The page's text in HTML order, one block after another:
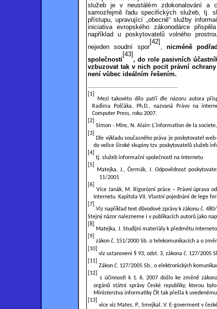
služeb je v neustálém zdokonalování a
samozřejmě řadu specifických služeb, tj.
přístupu, upravující „obecně“ služby
iniciativa evropského zákonodárce
například u poskytovatelů volného
nejeden soudní spor
[42]
nicméně
společnosti
[43]
, do role pasivních
vzbuzovat tak v nich pocit právní
není vůbec ideálním řešením.
[1]
Mezi takovéto dílo patří dle názoru autora
Radima Polčáka, Ph.D., nazvaná Právo na
Computer Press, roku 2007.
[2]
Simon - Minc, N. Alain: L'information de la
[3]
Dle výkladu současného práva je poskytovatel
do velice široké skupiny tzv. poskytovatelů služeb
[4]
tj. služeb informační společnosti na Internetu
[5]
Matejka, J., Čermák, J. Odpovědnost
11/2001
[6]
Více Janák, M. Rigorózní práce – Právní úprava
Internetu. Kapitola VII. Vlastní pojednání de lege
[7]
Viz například text důvodové zprávy k zákonu č.
Stejný názor nalezneme i v publikacích autorů jako
[8]
Matejka, J. Studijní materiály k předmětu
[9]
zákon č. 151/2000 Sb. o telekomunikacích a o
[10]
viz ustanovení § 93, odst. 3, zákona č. 127/2005
[11]
Zákon č. 127/2005 Sb., o elektronických
[12]
s účinnosti k 1. 6. 2007 došlo ke změně
orgánů státní správy České republiky, kterou
Ministerstva informatiky ČR tak přešla k
[13]
více viz Mates, P., Smejkal, V. E-goverment v